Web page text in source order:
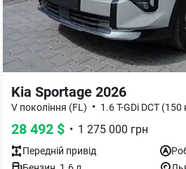
Kia Sportage 2026
V покоління (FL) • 1.6 T-GDi DCT (150
28 492 $ • 1 275 000 грн
Передній привід